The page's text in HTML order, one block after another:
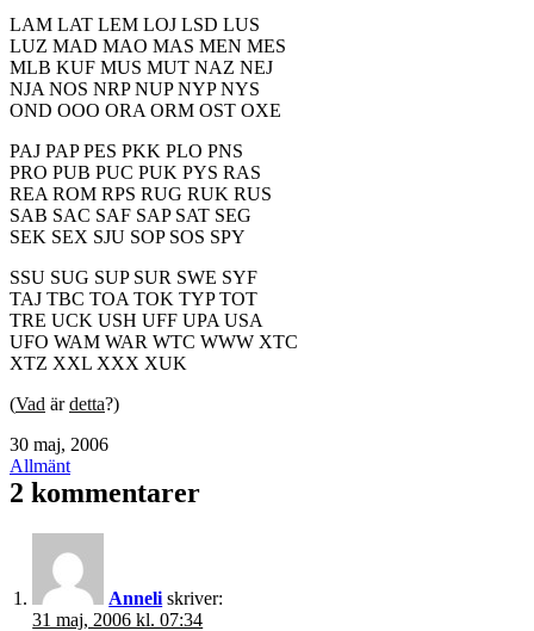
LAM LAT LEM LOJ LSD LUS
LUZ MAD MAO MAS MEN MES
MLB KUF MUS MUT NAZ NEJ
NJA NOS NRP NUP NYP NYS
OND OOO ORA ORM OST OXE
PAJ PAP PES PKK PLO PNS
PRO PUB PUC PUK PYS RAS
REA ROM RPS RUG RUK RUS
SAB SAC SAF SAP SAT SEG
SEK SEX SJU SOP SOS SPY
SSU SUG SUP SUR SWE SYF
TAJ TBC TOA TOK TYP TOT
TRE UCK USH UFF UPA USA
UFO WAM WAR WTC WWW XTC
XTZ XXL XXX XUK
(Vad ärdetta?)
Publicerat
den
30 maj, 2006
Kategoriserat
som
Allmänt
2 kommentarer
Anneli skriver:
31 maj, 2006 kl. 07:34